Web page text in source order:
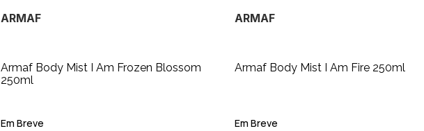
ARMAF
Armaf Body Mist I Am Frozen Blossom
250ml
Em Breve
ARMAF
Armaf Body Mist I Am Fire 250ml
Em Breve